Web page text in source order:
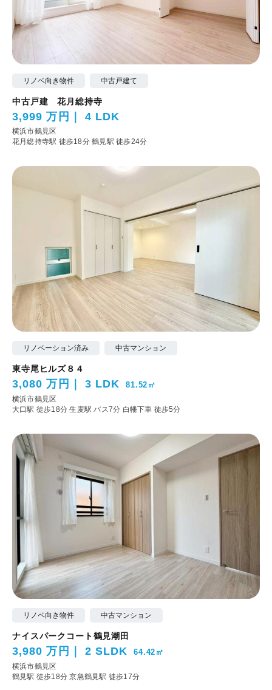
リノベ向き物件 中古戸建て
中古戸建 花月総持寺
3,999 万円 4 LDK
横浜市鶴見区
花月総持寺駅 徒歩18分鶴見駅 徒歩24分
リノベーション済み 中古マンション
東寺尾ヒルズ８４
3,080 万円 3 LDK 81.52㎡
横浜市鶴見区
大口駅 徒歩18分生麦駅 バス7分 白幡下車 徒歩5分
リノベ向き物件 中古マンション
ナイスパークコート鶴見潮田
3,980 万円 2 SLDK 64.42㎡
横浜市鶴見区
鶴見駅 徒歩18分京急鶴見駅 徒歩17分